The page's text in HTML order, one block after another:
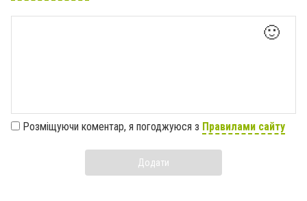
🙂
Розміщуючи коментар, я погоджуюся з Правилами сайту
Додати